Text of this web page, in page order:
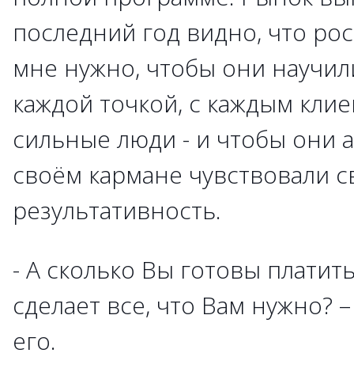
последний год видно, что
мне нужно, чтобы они
каждой точкой, с каждым
сильные люди - и чтобы они
своём кармане чувствовали
результативность.
- А сколько Вы готовы
сделает все, что Вам
его.